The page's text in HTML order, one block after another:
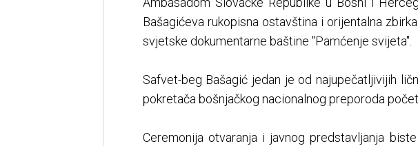
Bašagićeva rukopisna ostavština i orijentalna
svjetske dokumentarne baštine "Pamćenje svijeta".
Safvet-beg Bašagić jedan je od najupečatljivijih
pokretača bošnjačkog nacionalnog preporoda
Ceremonija otvaranja i javnog predstavljanja